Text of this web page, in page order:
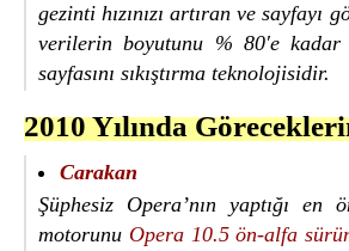
gezinti hızınızı artıran ve
verilerin boyutunu % 80′e
sayfasını sıkıştırma teknolojisidir.
2010 Yılında
Carakan
Şüphesiz Opera’nın yaptığı
motorunu Opera 10.5 ön-alfa